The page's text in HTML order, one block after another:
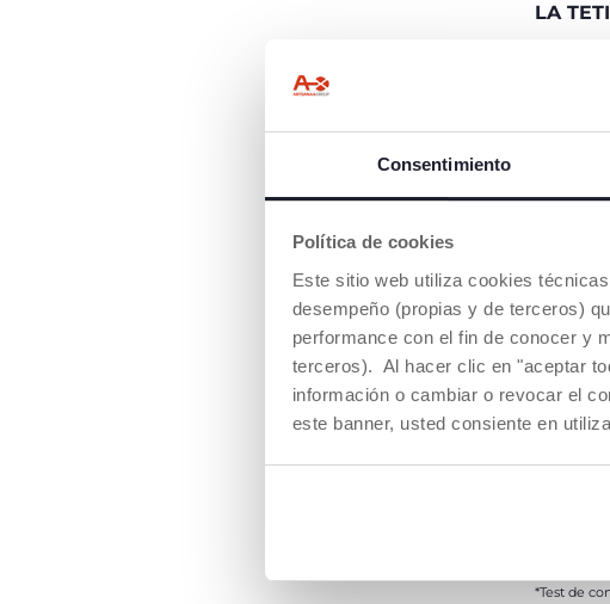
Consentimiento
Política de cookies
Este sitio web utiliza cookies
desempeño (propias y de terceros)
performance con el fin de conocer y
terceros). Al hacer clic en "aceptar
información o cambiar o revocar el
este banner, usted consiente en
LA
plana y
con
una
durante
rápido
seguir
*Test de